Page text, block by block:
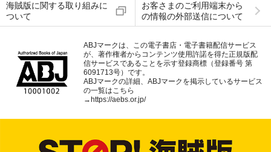
海賊版に関する取り組みに
ついて
お客さまのご利用端末から
の情報の外部送信について
ABJマークは、この電子書店・電子書籍配信サービス
が、著作権者からコンテンツ使用許諾を得た正規版配
信サービスであることを示す登録商標（登録番号 第
6091713号）です。
ABJマークの詳細、ABJマークを掲示しているサービス
の一覧はこちら
→ https://aebs.or.jp/